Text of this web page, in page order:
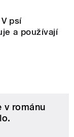
psí
a používají
v románu